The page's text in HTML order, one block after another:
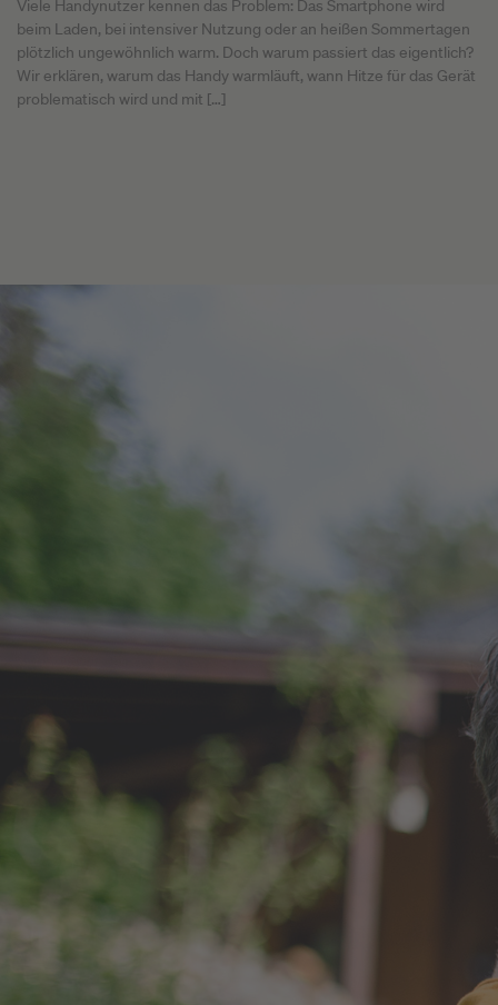
Viele Handynutzer kennen das Problem: Das Smartphone wird
beim Laden, bei intensiver Nutzung oder an heißen Sommertagen
plötzlich ungewöhnlich warm. Doch warum passiert das eigentlich?
Wir erklären, warum das Handy warmläuft, wann Hitze für das Gerät
problematisch wird und mit […]